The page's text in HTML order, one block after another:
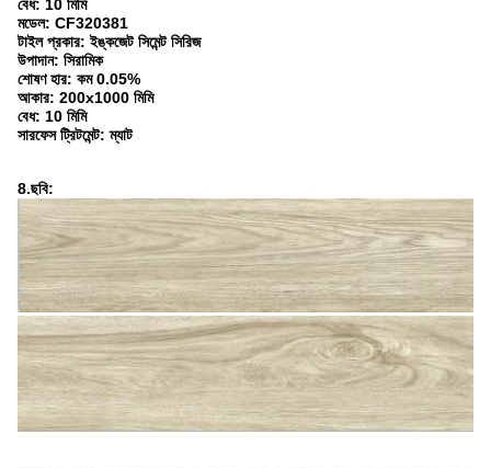
বেধ: 10 মিমি
মডেল: CF320381
টাইল প্রকার: ইঙ্কজেট সিমেন্ট সিরিজ
উপাদান: সিরামিক
শোষণ হার: কম 0.05%
আকার: 200x1000 মিমি
বেধ: 10 মিমি
সারফেস ট্রিটমেন্ট: ম্যাট
8.ছবি: